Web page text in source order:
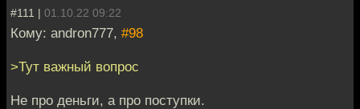
#111 | 01.10.22 09:22
Кому: andron777, #98
>Тут важный вопрос
Не про деньги, а про поступки.